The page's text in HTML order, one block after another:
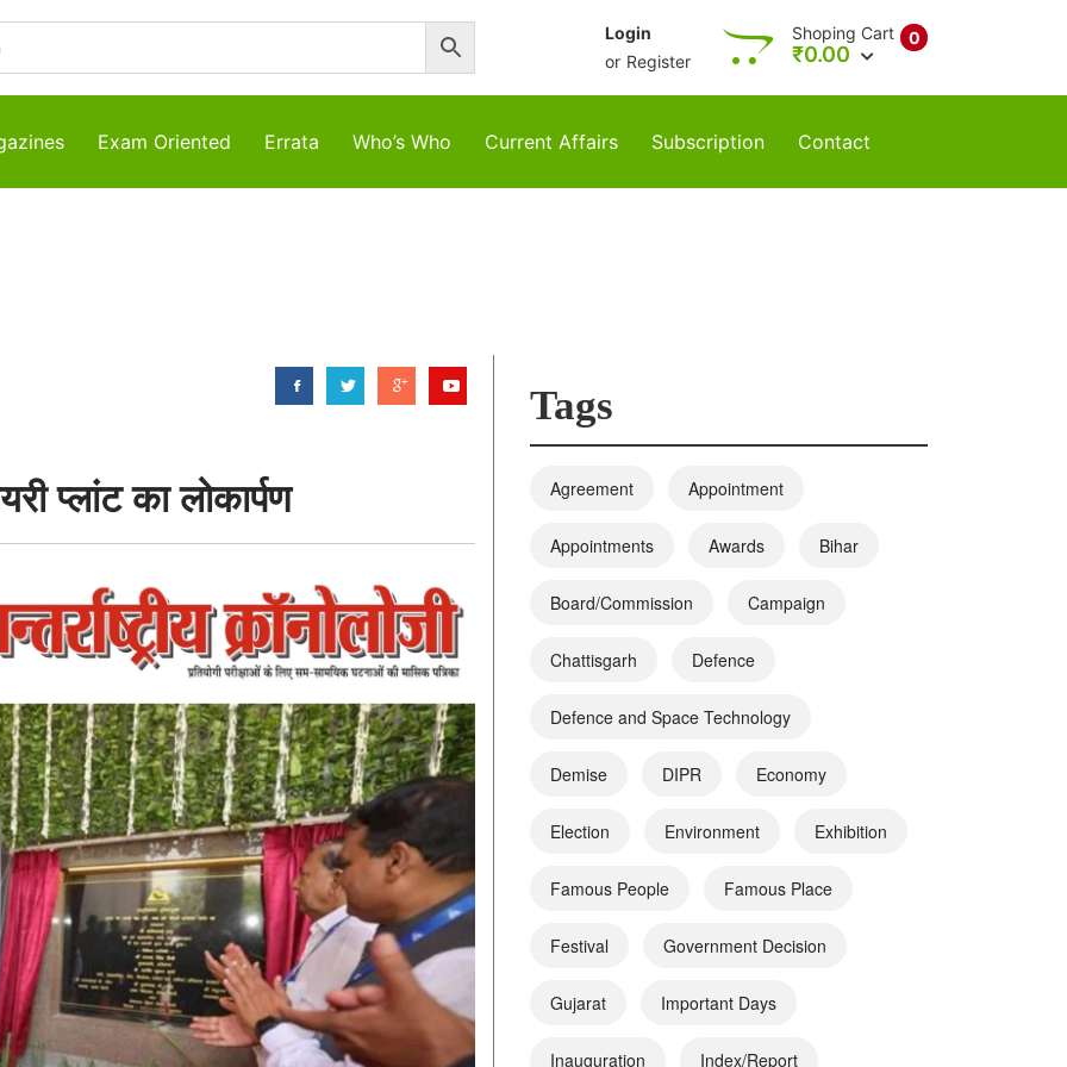
Login
or Register
0
Shoping Cart
₹0.00
Exam Oriented Errata Who’s Who Current Affairs Subscription Contact
प्लांट का लोकार्पण
Tags
Agreement Appointment
Appointments Awards Bihar
Board/Commission Campaign
Chattisgarh Defence
Defence and Space Technology
Demise DIPR Economy
Election Environment Exhibition
Famous People Famous Place
Festival Government Decision
Gujarat Important Days
Inauguration Index/Report